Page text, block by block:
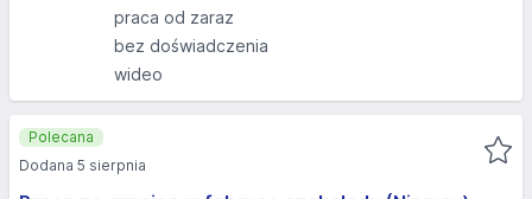
praca od zaraz
bez doświadczenia
wideo
Polecana
Dodana 5 sierpnia